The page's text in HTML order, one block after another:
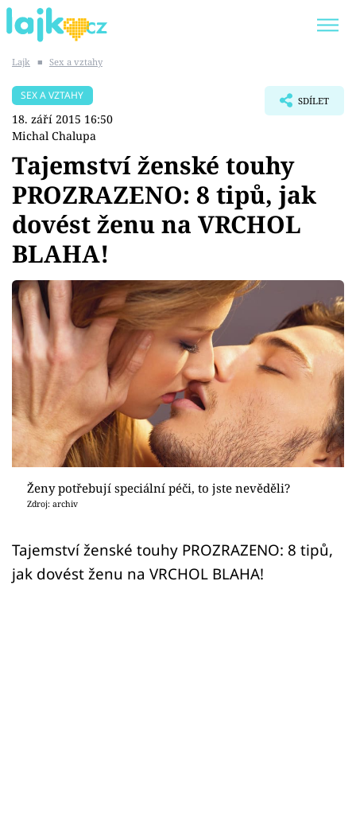
SHOPAHOLICADEL
Témata
Showbyznys
Youtubeři
Virály
Sex a vztahy
Videa
Sledujte prima+
Přihlášení
Sledujte nás
Lajk ■ Sex a vztahy
SEX A VZTAHY
18. září 2015 16:50
Michal Chalupa
SDÍLET
Tajemství ženské touhy
PROZRAZENO: 8 tipů, jak
dovést ženu na VRCHOL
BLAHA!
Ženy potřebují speciální péči, to jste nevěděli?
Zdroj: archiv
Tajemství ženské touhy PROZRAZENO: 8 tipů,
jak dovést ženu na VRCHOL BLAHA!